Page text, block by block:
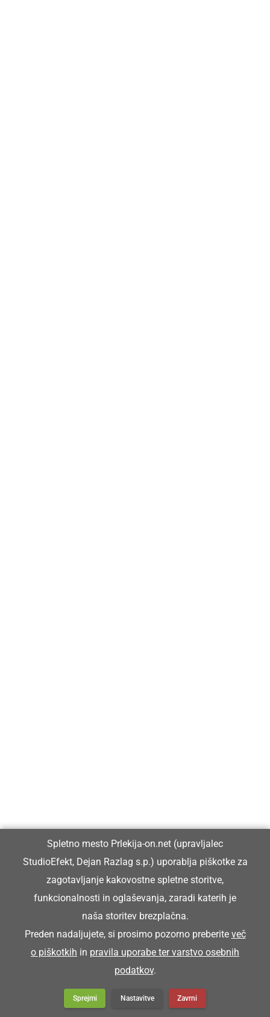
Spletno mesto Prlekija-on.net (upravljalec
StudioEfekt, Dejan Razlag s.p.) uporablja piškotke za
zagotavljanje kakovostne spletne storitve,
funkcionalnosti in oglaševanja, zaradi katerih je
naša storitev brezplačna.
Preden nadaljujete, si prosimo pozorno preberite več
o piškotkih in pravila uporabe ter varstvo osebnih
podatkov.
Sprejmi Nastavitve Zavrni